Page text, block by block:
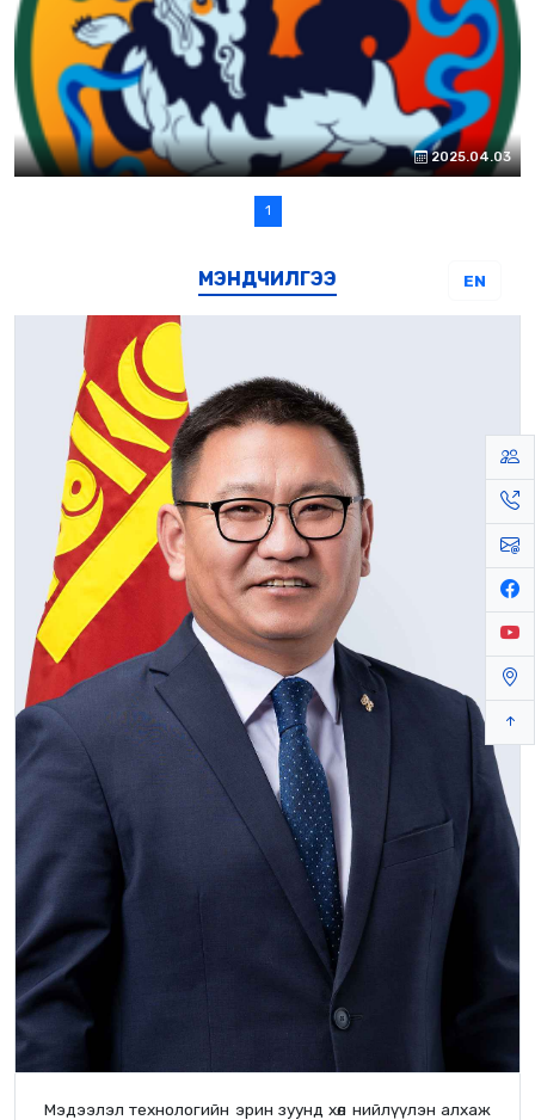
2025.04.03
1
МЭНДЧИЛГЭЭ EN
Мэдээлэл технологийн эрин зуунд хөл нийлүүлэн алхаж